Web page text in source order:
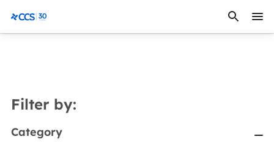
CCS Medical
Filter by:
Category